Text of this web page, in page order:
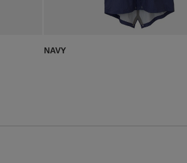
NAVY